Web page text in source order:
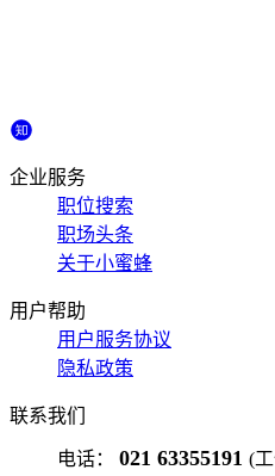
企业服务
职位搜索
职场头条
关于小蜜蜂
用户帮助
用户服务协议
隐私政策
联系我们
电话： 021 63355191 (